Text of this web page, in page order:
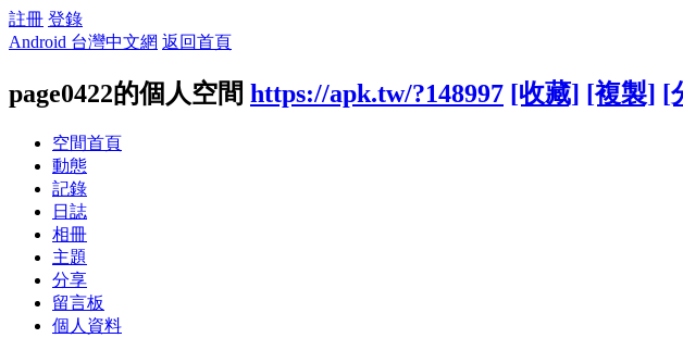
註冊 登錄
Android 台灣中文網 返回首頁
page0422的個人空間 https://apk.tw/?148997 [收藏] [複製] [
空間首頁
動態
記錄
日誌
相冊
主題
分享
留言板
個人資料